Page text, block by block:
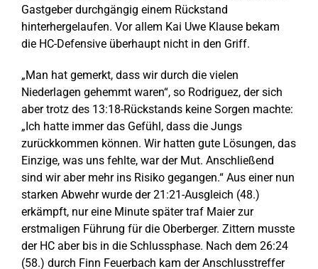
Gastgeber durchgängig einem Rückstand
hinterhergelaufen. Vor allem Kai Uwe Klause bekam
die HC-Defensive überhaupt nicht in den Griff.
„Man hat gemerkt, dass wir durch die vielen
Niederlagen gehemmt waren“, so Rodriguez, der sich
aber trotz des 13:18-Rückstands keine Sorgen machte:
„Ich hatte immer das Gefühl, dass die Jungs
zurückkommen können. Wir hatten gute Lösungen, das
Einzige, was uns fehlte, war der Mut. Anschließend
sind wir aber mehr ins Risiko gegangen.“ Aus einer nun
starken Abwehr wurde der 21:21-Ausgleich (48.)
erkämpft, nur eine Minute später traf Maier zur
erstmaligen Führung für die Oberberger. Zittern musste
der HC aber bis in die Schlussphase. Nach dem 26:24
(58.) durch Finn Feuerbach kam der Anschlusstreffer